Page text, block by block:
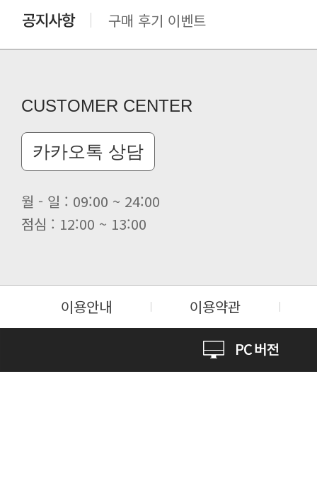
클린 공장명 변경
CUSTOMER CENTER
카카오톡 상담
월 - 일 : 09:00 ~ 24:00
점심 : 12:00 ~ 13:00
이용안내 이용약관